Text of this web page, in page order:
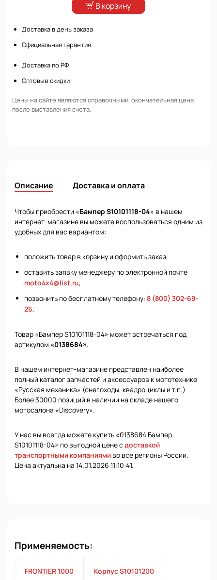
В корзину
Доставка в день заказа
Официальная гарантия
Доставка по РФ
Оптовые скидки
Цены на сайте являются справочными, окончательная цена
после выставления счета.
Описание Доставка и оплата
Чтобы приобрести «Бампер S10101118-04» в нашем
интернет-магазине вы можете воспользоваться одним из
удобных для вас вариантом:
положить товар в корзину и оформить заказ,
оставить заявку менеджеру по электронной почте
moto4x4@list.ru,
позвонить по бесплатному телефону: 8 (800) 302-69-
26.
Товар «Бампер S10101118-04» может встречаться под
артикулом «0138684».
В нашем интернет-магазине представлен наиболее
полный каталог запчастей и аксессуаров к мототехнике
«Русская механика» (снегоходы, квадроциклы и т.п.)
Более 30000 позиций в наличии на складе нашего
мотосалона «Discovery».
У нас вы всегда можете купить «0138684 Бампер
S10101118-04» по выгодной цене с доставкой
транспортными компаниями во все регионы России.
Цена актуальна на 14.01.2026 11:10:41.
Применяемость:
FRONTIER 1000 Корпус S10101200